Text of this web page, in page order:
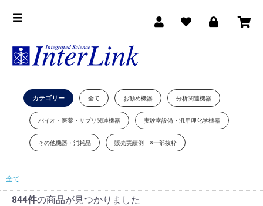
カテゴリー 全て お勧め機器 分析関連機器
バイオ・医薬・サプリ関連機器 実験室設備・汎用理化学機器
その他機器・消耗品 販売実績例 ※一部抜粋
全て
844件の商品が見つかりました